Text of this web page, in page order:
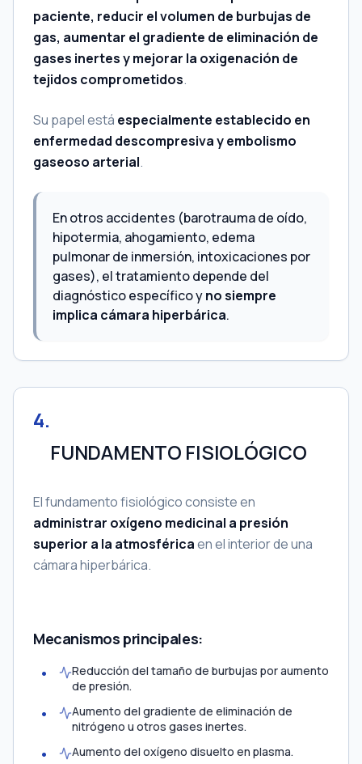
paciente, reducir el volumen de burbujas de
gas, aumentar el gradiente de eliminación de
gases inertes y mejorar la oxigenación de
tejidos comprometidos.
Su papel está especialmente establecido en
enfermedad descompresiva y embolismo
gaseoso arterial.
En otros accidentes (barotrauma de oído,
hipotermia, ahogamiento, edema
pulmonar de inmersión, intoxicaciones por
gases), el tratamiento depende del
diagnóstico específico yno siempre
implica cámara hiperbárica.
4.
FUNDAMENTO FISIOLÓGICO
El fundamento fisiológico consiste en
administrar oxígeno medicinal a presión
superior a la atmosféricaen el interior de una
cámara hiperbárica.
Mecanismos principales:
Reducción del tamaño de burbujas por aumento
de presión.
Aumento del gradiente de eliminación de
nitrógeno u otros gases inertes.
Aumento del oxígeno disuelto en plasma.